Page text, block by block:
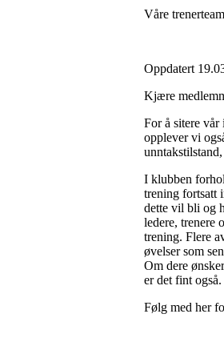
Våre
Oppdatert
Kjære
For å sitere vår
opplever vi
I klubben
trening fortsatt
dette vil bli og
ledere, trenere
trening. Flere
øvelser som
Om dere
er det fint også.
Følg med her